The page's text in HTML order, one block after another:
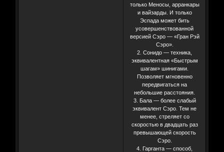
только Меносы, арранкары
и вайзарды. И только
Эспада может бить
усовершенствованной
версией Сэро — «Гран Рэй
Сэро».
2. Сонидо — техника,
эквивалентная «Быстрым
шагам» шинигами.
Позволяет мгновенно
передвигаться на
небольшие расстояния.
3. Бала — более слабый
эквивалент Сэро. Тем не
менее, стреляет со
скоростью в двадцать раз
превышающей скорость
Сэро.
4. Гарганта — способ,